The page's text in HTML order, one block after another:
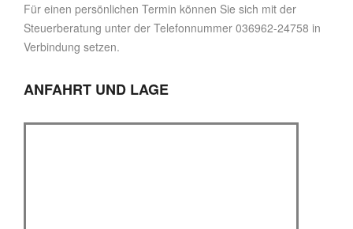
Für einen persönlichen Termin können Sie sich mit der
Steuerberatung unter der Telefonnummer 036962-24758 in
Verbindung setzen.
ANFAHRT UND LAGE